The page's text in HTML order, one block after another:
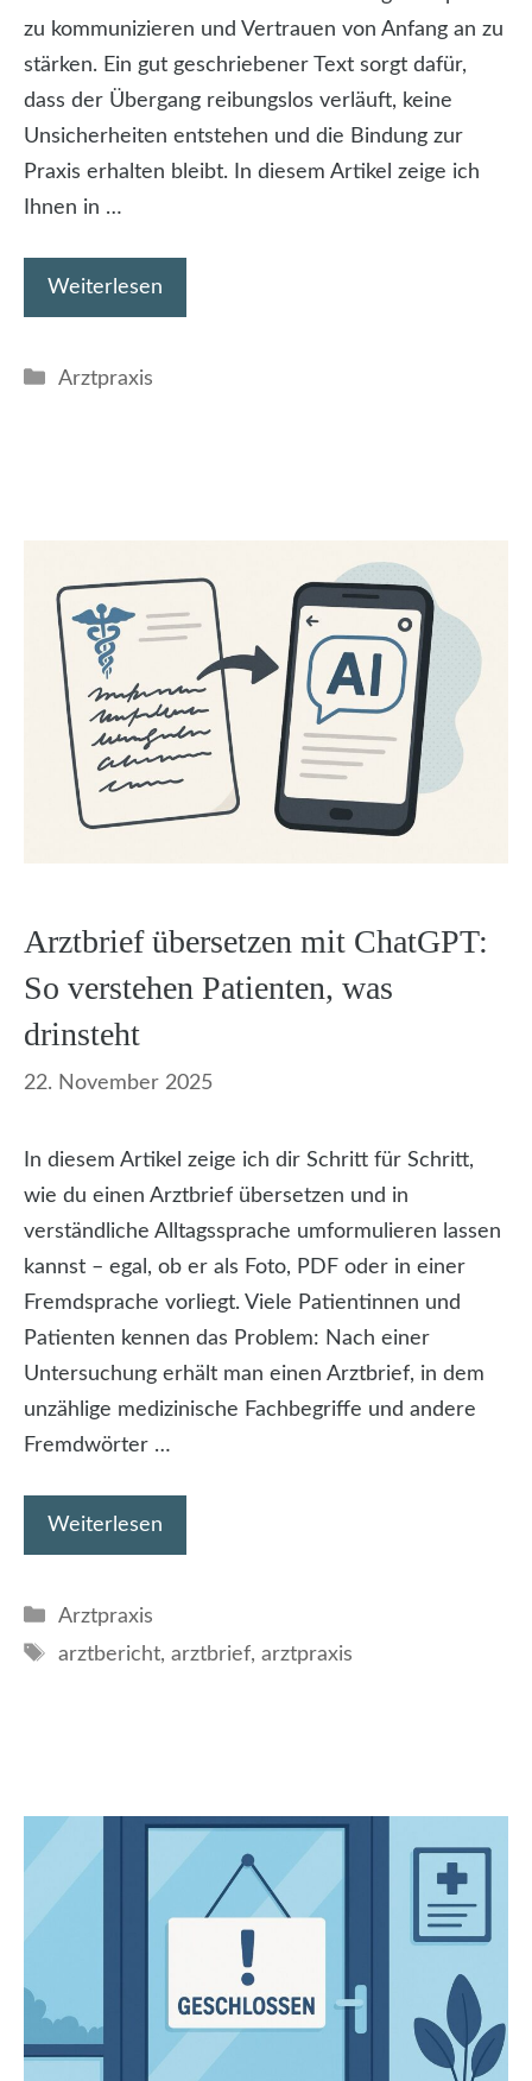
zu kommunizieren und Vertrauen von Anfang an zu
stärken. Ein gut geschriebener Text sorgt dafür,
dass der Übergang reibungslos verläuft, keine
Unsicherheiten entstehen und die Bindung zur
Praxis erhalten bleibt. In diesem Artikel zeige ich
Ihnen in …
Weiterlesen
Kategorien
Arztpraxis
Arztbrief übersetzen mit ChatGPT:
So verstehen Patienten, was
drinsteht
22. November 2025
In diesem Artikel zeige ich dir Schritt für Schritt,
wie du einen Arztbrief übersetzen und in
verständliche Alltagssprache umformulieren lassen
kannst – egal, ob er als Foto, PDF oder in einer
Fremdsprache vorliegt. Viele Patientinnen und
Patienten kennen das Problem: Nach einer
Untersuchung erhält man einen Arztbrief, in dem
unzählige medizinische Fachbegriffe und andere
Fremdwörter …
Weiterlesen
Kategorien
Arztpraxis
Schlagwörter
arztbericht, arztbrief, arztpraxis